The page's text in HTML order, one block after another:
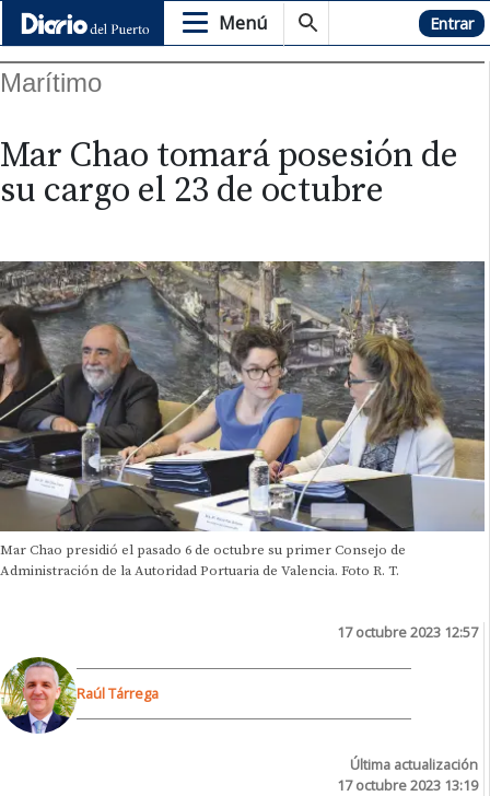
Menú Hemeroteca Entrar
Marítimo
Mar Chao tomará posesión de
su cargo el 23 de octubre
Mar Chao presidió el pasado 6 de octubre su primer Consejo de
Administración de la Autoridad Portuaria de Valencia. Foto R. T.
17 octubre 2023 12:57
Raúl Tárrega
Última actualización
17 octubre 2023 13:19